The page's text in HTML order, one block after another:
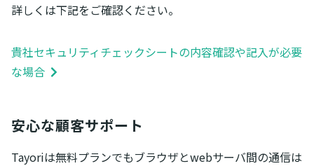
詳しくは下記をご確認ください。
貴社セキュリティチェックシートの内容確認や記入が必要
な場合
安心な顧客サポート
Tayoriは無料プランでもブラウザとwebサーバ間の通信は